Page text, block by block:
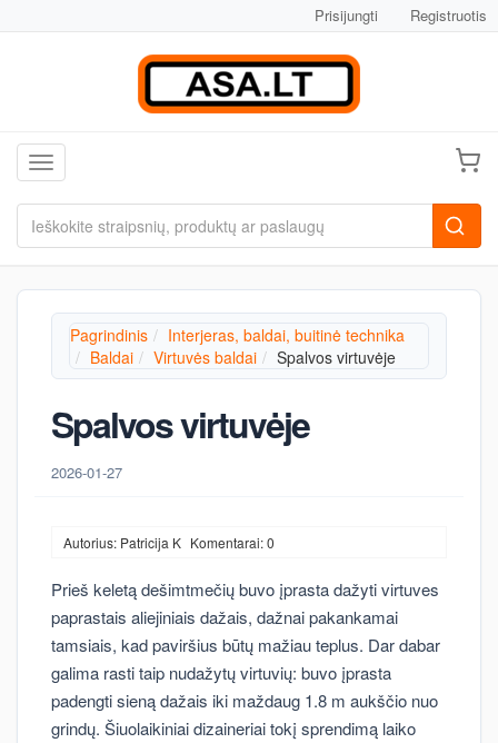
Prisijungti Registruotis
Toggle navigation
Pagrindinis
Interjeras, baldai, buitinė technika
Baldai
Virtuvės baldai Spalvos virtuvėje
Spalvos virtuvėje
2026-01-27
Autorius: Patricija K Komentarai: 0
Prieš keletą dešimtmečių buvo įprasta dažyti virtuves
paprastais aliejiniais dažais, dažnai pakankamai
tamsiais, kad paviršius būtų mažiau teplus. Dar dabar
galima rasti taip nudažytų virtuvių: buvo įprasta
padengti sieną dažais iki maždaug 1.8 m aukščio nuo
grindų. Šiuolaikiniai dizaineriai tokį sprendimą laiko